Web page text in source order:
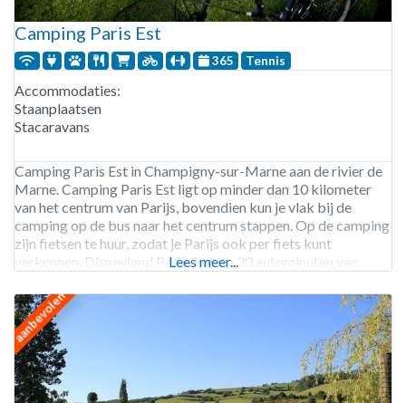
Camping Paris Est
365 Tennis
Accommodaties:
Staanplaatsen
Stacaravans
Camping Paris Est in Champigny-sur-Marne aan de rivier de
Marne. Camping Paris Est ligt op minder dan 10 kilometer
van het centrum van Parijs, bovendien kun je vlak bij de
camping op de bus naar het centrum stappen. Op de camping
zijn fietsen te huur, zodat je Parijs ook per fiets kunt
verkennen. Disneyland Parijs ligt op 30 autominuten van
Lees meer...
aanbevolen